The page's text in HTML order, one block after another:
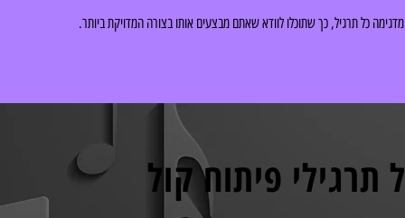
כל תרגיל, כך שתוכלו לוודא שאתם מבצעים אותו בצורה המדויקת ביותר.
פיתוח קול